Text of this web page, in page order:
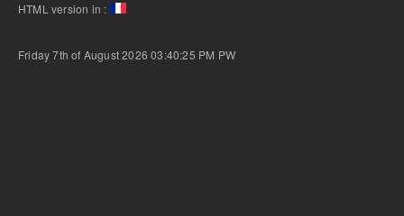
HTML version in :
Friday 7th of August 2026 03:40:25 PM PW